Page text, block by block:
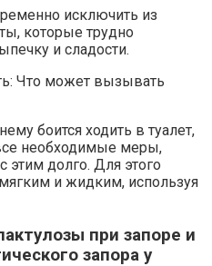
исключить из
которые трудно
и сладости.
Что может вызывать
боится ходить в туалет,
необходимые меры,
этим долго. Для этого
и жидким, используя
при запоре и
запора у